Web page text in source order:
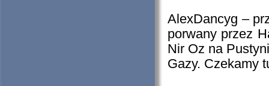
AlexDancyg –
porwany przez
Nir Oz na
Gazy. Czekamy